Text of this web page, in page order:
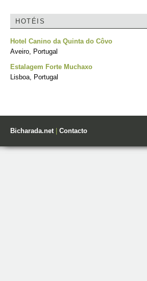
HOTÉIS
Hotel Canino da Quinta do Côvo
Aveiro, Portugal
Estalagem Forte Muchaxo
Lisboa, Portugal
Bicharada.net| Contacto